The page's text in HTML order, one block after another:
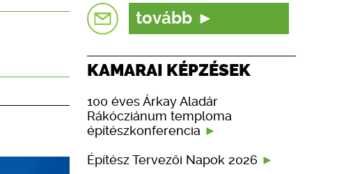
tovább
KAMARAI KÉPZÉSEK
100 éves Árkay Aladár
Rákócziánum temploma
építészkonferencia
Építész Tervezői Napok 2026